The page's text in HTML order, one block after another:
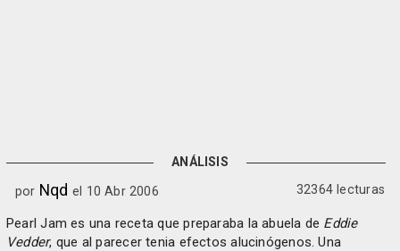
ANÁLISIS
por Nqd el 10 Abr 2006 32364 lecturas
Pearl Jam es una receta que preparaba la abuela de Eddie
Vedder, que al parecer tenia efectos alucinógenos. Una